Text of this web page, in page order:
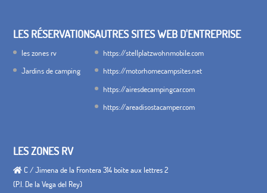
LES RÉSERVATIONS
les zones rv
Jardins de camping
AUTRES SITES WEB D'ENTREPRISE
https://stellplatzwohnmobile.com
https://motorhomecampsites.net
https://airesdecampingcar.com
https://areadisostacamper.com
LES ZONES RV
C / Jimena de la Frontera 314 boîte aux lettres 2
(P.I. De la Vega del Rey)